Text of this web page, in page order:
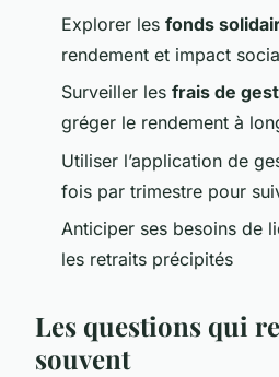
Explorer les fonds
rendement et impact
Surveiller les frais de
gréger le rendement à
Utiliser l’application de
fois par trimestre pour
Anticiper ses besoins de
les retraits précipités
Les questions qui
souvent